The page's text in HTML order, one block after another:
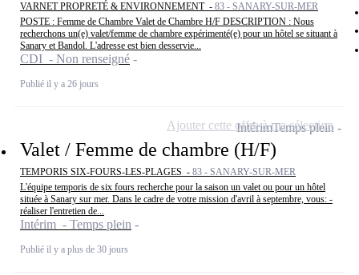
VARNET PROPRETÉ & ENVIRONNEMENT - 83 - SANARY-SUR-MER
POSTE : Femme de Chambre Valet de Chambre H/F DESCRIPTION : Nous
recherchons un(e) valet/femme de chambre expérimenté(e) pour un hôtel se situant à
Sanary et Bandol. L'adresse est bien desservie...
CDI - Non renseigné
Publié il y a 26 jours
Valet / Femme de chambre (H/F)
TEMPORIS SIX-FOURS-LES-PLAGES - 83 - SANARY-SUR-MER
L'équipe temporis de six fours recherche pour la saison un valet ou pour un hôtel
située à Sanary sur mer. Dans le cadre de votre mission d'avril à septembre, vous: -
réaliser l'entretien de...
Intérim - Temps plein
Publié il y a plus de 30 jours
IntérimTemps plein
Ajouter cette offre à ma sélection